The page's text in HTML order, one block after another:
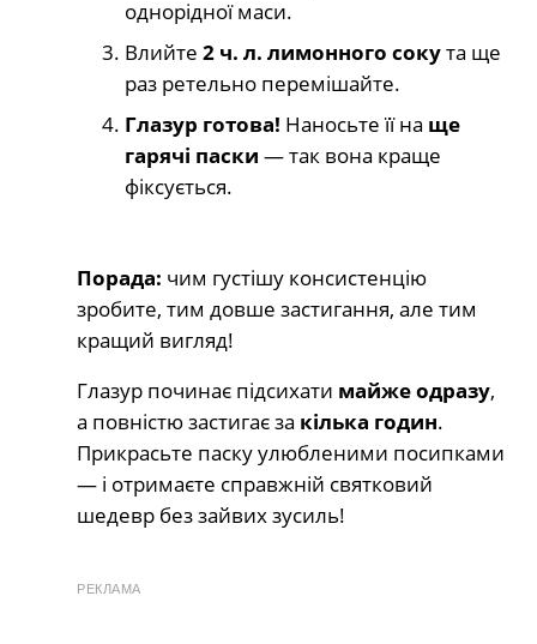
однорідної маси.
Влийте 2 ч. л. лимонного сокута ще
раз ретельно перемішайте.
Глазур готова! Наносьте її на ще
гарячі паски — так вона краще
фіксується.
Порада: чим густішу консистенцію
зробите, тим довше застигання, але тим
кращий вигляд!
Глазур починає підсихати майже одразу,
а повністю застигає за кілька годин.
Прикрасьте паску улюбленими посипками
— і отримаєте справжній святковий
шедевр без зайвих зусиль!
РЕКЛАМА